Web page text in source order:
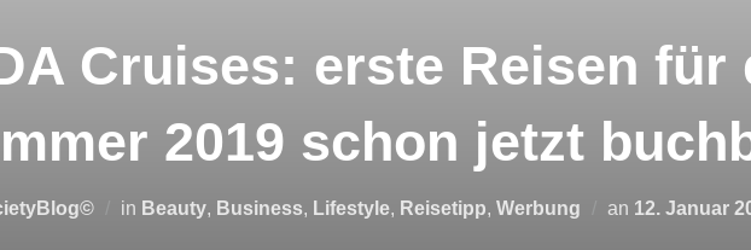
Cruises: erste Reisen für
2019 schon jetzt
in Beauty, Business, Lifestyle, Reisetipp, Werbung an Veröffentlicht
12. Januar